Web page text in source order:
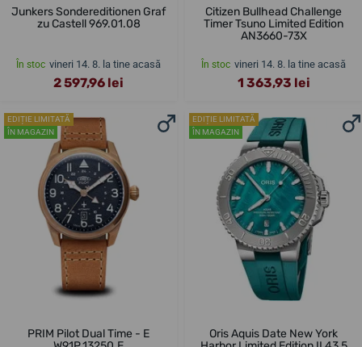
Junkers Sondereditionen Graf
zu Castell 969.01.08
În stoc vineri 14. 8. la tine acasă
2 597,96 lei
Citizen Bullhead Challenge
Timer Tsuno Limited Edition
AN3660-73X
În stoc vineri 14. 8. la tine acasă
1 363,93 lei
EDIȚIE LIMITATĂ
ÎN MAGAZIN
PRIM Pilot Dual Time - E
EDIȚIE LIMITATĂ
ÎN MAGAZIN
Oris Aquis Date New York